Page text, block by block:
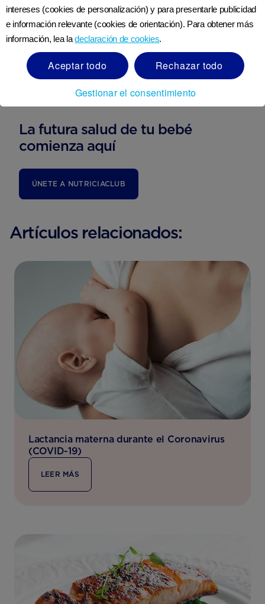
La futura salud de tu bebé
comienza aquí
ÚNETE A NUTRICIACLUB
Artículos relacionados:
Lactancia materna durante el Coronavirus
(COVID-19)
LEER MÁS
intereses (cookies de personalización) y para presentarle publicidad
e información relevante (cookies de orientación). Para obtener más
información, lea ladeclaración de cookies.
Aceptar todo
Rechazar todo
Gestionar el consentimiento